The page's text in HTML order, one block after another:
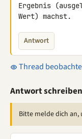
Ergebnis
Wert) machst.
Antwort
Thread
Antwort schreiben
Bitte melde dich an,